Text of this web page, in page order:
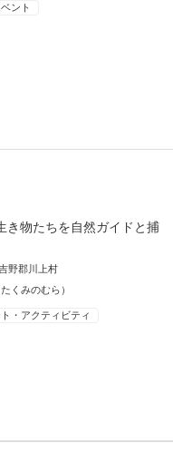
ント
き物たちを自然ガイドと捕
野郡川上村
くみのむら）
・アクティビティ